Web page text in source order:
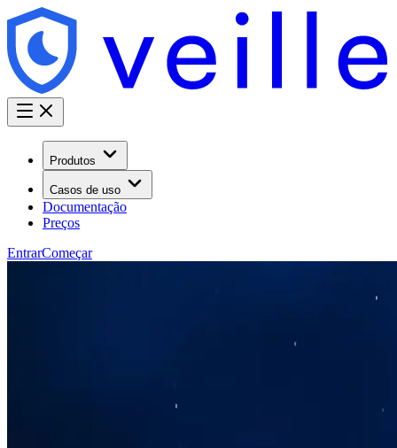
Produtos
Casos de uso
Documentação
Preços
EntrarComeçar